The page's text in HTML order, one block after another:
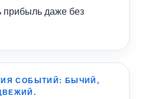
прибыль даже без
СОБЫТИЙ: БЫЧИЙ,